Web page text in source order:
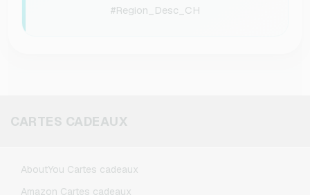
#Region_Desc_CH
CARTES CADEAUX
AboutYou Cartes cadeaux
Amazon Cartes cadeaux